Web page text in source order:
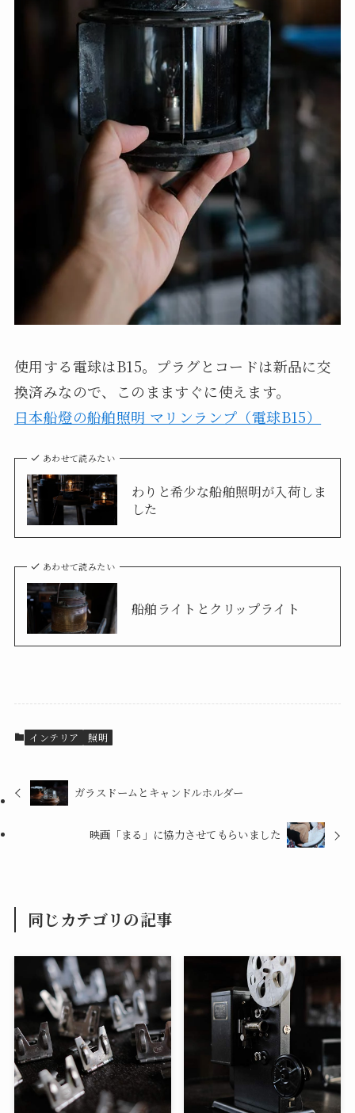
使用する電球はB15。プラグとコードは新品に交
換済みなので、このまますぐに使えます。
日本船燈の船舶照明 マリンランプ（電球B15）
あわせて読みたい
わりと希少な船舶照明が入荷しま
した
あわせて読みたい
船舶ライトとクリップライト
インテリア 照明
ガラスドームとキャンドルホルダー
映画「まる」に協力させてもらいました
同じカテゴリの記事